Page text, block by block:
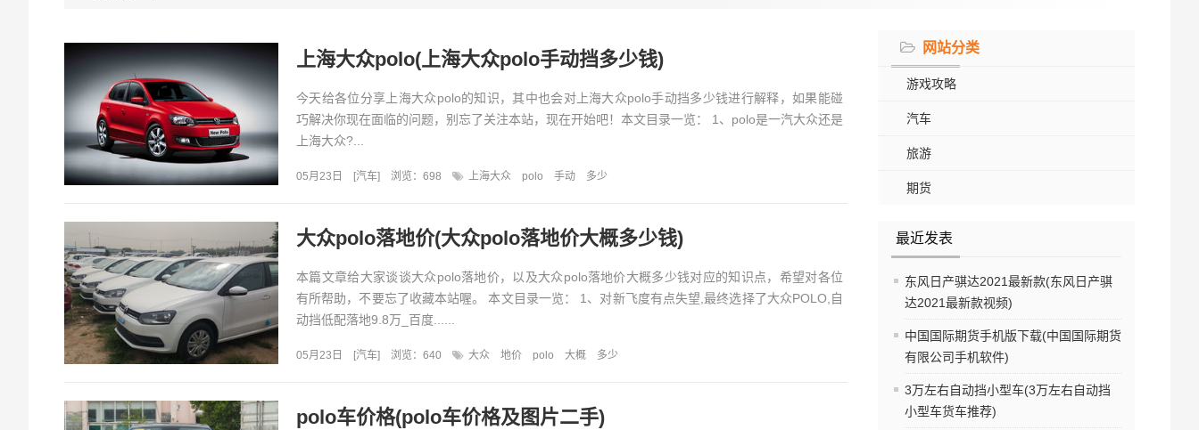
网站分类
游戏攻略
汽车
旅游
期货
最近发表
东风日产骐达2021最新款(东风日产骐
达2021最新款视频)
中国国际期货手机版下载(中国国际期货
有限公司手机软件)
3万左右自动挡小型车(3万左右自动挡
小型车货车推荐)
上海大众polo(上海大众polo手动挡多少钱)
今天给各位分享上海大众polo的知识，其中也会对上海大众polo手动挡多少钱进行解释，如果能碰
巧解决你现在面临的问题，别忘了关注本站，现在开始吧！本文目录一览： 1、polo是一汽大众还是
上海大众?...
05月23日 [汽车] 浏览：698 上海大众 polo 手动 多少
大众polo落地价(大众polo落地价大概多少钱)
本篇文章给大家谈谈大众polo落地价，以及大众polo落地价大概多少钱对应的知识点，希望对各位
有所帮助，不要忘了收藏本站喔。 本文目录一览： 1、对新飞度有点失望,最终选择了大众POLO,自
动挡低配落地9.8万_百度......
05月23日 [汽车] 浏览：640 大众 地价 polo 大概 多少
polo车价格(polo车价格及图片二手)